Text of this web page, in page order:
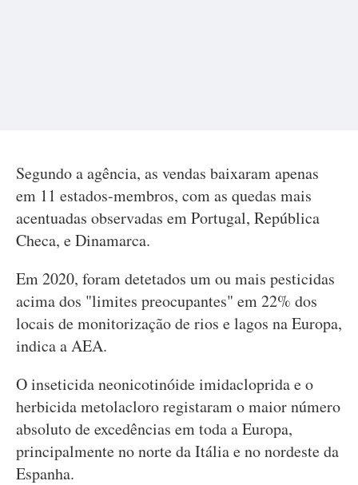
Segundo a agência, as vendas baixaram apenas
em 11 estados-membros, com as quedas mais
acentuadas observadas em Portugal, República
Checa, e Dinamarca.
Em 2020, foram detetados um ou mais pesticidas
acima dos "limites preocupantes" em 22% dos
locais de monitorização de rios e lagos na Europa,
indica a AEA.
O inseticida neonicotinóide imidacloprida e o
herbicida metolacloro registaram o maior número
absoluto de excedências em toda a Europa,
principalmente no norte da Itália e no nordeste da
Espanha.